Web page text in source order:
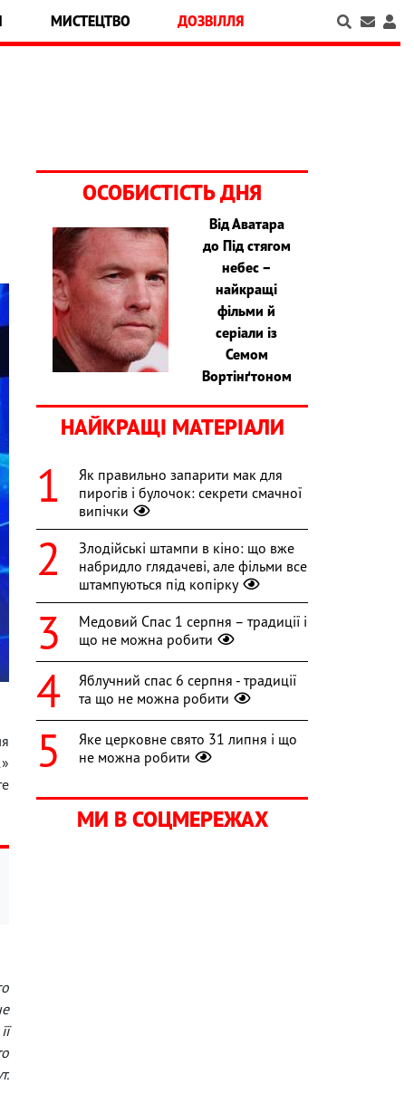
МИСТЕЦТВО ДОЗВІЛЛЯ
ОСОБИСТІСТЬ ДНЯ
Від Аватара
до Під стягом
небес –
найкращі
фільми й
серіали із
Семом
Вортінґтоном
НАЙКРАЩІ МАТЕРІАЛИ
Як правильно запарити мак для
пирогів і булочок: секрети смачної
випічки
Злодійські штампи в кіно: що вже
набридло глядачеві, але фільми все
штампуються під копірку
Медовий Спас 1 серпня – традиції і
що не можна робити
Яблучний спас 6 серпня - традиції
та що не можна робити
Яке церковне свято 31 липня і що
не можна робити
МИ В СОЦМЕРЕЖАХ